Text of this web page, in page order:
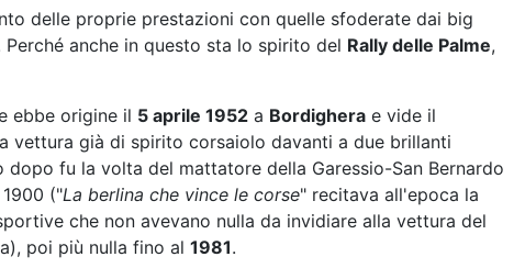
delle proprie prestazioni con quelle sfoderate dai big
Perché anche in questo sta lo spirito del Rally delle Palme,
ebbe origine il 5 aprile 1952 a Bordighera e vide il
vettura già di spirito corsaiolo davanti a due brillanti
fu la volta del mattatore della Garessio-San Bernardo
("La berlina che vince le corse" recitava all'epoca la
che non avevano nulla da invidiare alla vettura del
poi più nulla fino al 1981.